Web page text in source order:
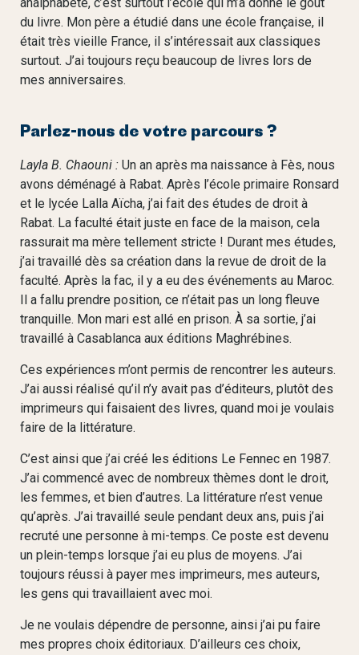
du livre. Mon père a étudié dans une école française, il
était très vieille France, il s’intéressait aux classiques
surtout. J’ai toujours reçu beaucoup de livres lors de
mes anniversaires.
Parlez-nous de votre parcours ?
Layla B. Chaouni : Un an après ma naissance à Fès, nous
avons déménagé à Rabat. Après l’école primaire Ronsard
et le lycée Lalla Aïcha, j’ai fait des études de droit à
Rabat. La faculté était juste en face de la maison, cela
rassurait ma mère tellement stricte ! Durant mes études,
j’ai travaillé dès sa création dans la revue de droit de la
faculté. Après la fac, il y a eu des événements au Maroc.
Il a fallu prendre position, ce n’était pas un long fleuve
tranquille. Mon mari est allé en prison. À sa sortie, j’ai
travaillé à Casablanca aux éditions Maghrébines.
Ces expériences m’ont permis de rencontrer les auteurs.
J’ai aussi réalisé qu’il n’y avait pas d’éditeurs, plutôt des
imprimeurs qui faisaient des livres, quand moi je voulais
faire de la littérature.
C’est ainsi que j’ai créé les éditions Le Fennec en 1987.
J’ai commencé avec de nombreux thèmes dont le droit,
les femmes, et bien d’autres. La littérature n’est venue
qu’après. J’ai travaillé seule pendant deux ans, puis j’ai
recruté une personne à mi-temps. Ce poste est devenu
un plein-temps lorsque j’ai eu plus de moyens. J’ai
toujours réussi à payer mes imprimeurs, mes auteurs,
les gens qui travaillaient avec moi.
Je ne voulais dépendre de personne, ainsi j’ai pu faire
mes propres choix éditoriaux. D’ailleurs ces choix,